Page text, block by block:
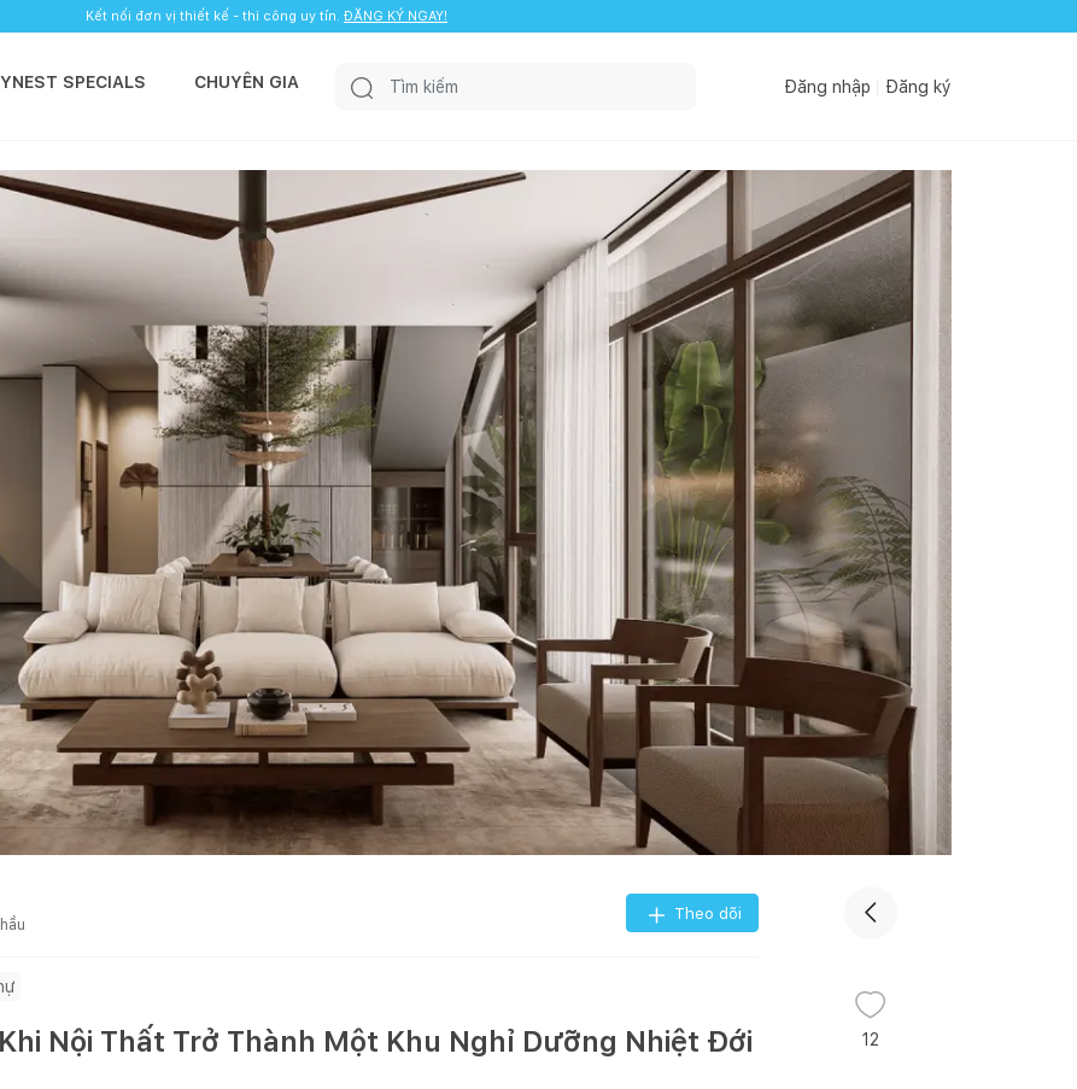
Kết nối đơn vị thiết kế - thi công uy tín. ĐĂNG KÝ NGAY!
SPECIALS CHUYÊN GIA Đăng nhập Đăng ký
Theo dõi
Nội Thất Trở Thành Một Khu Nghỉ Dưỡng Nhiệt Đới
12